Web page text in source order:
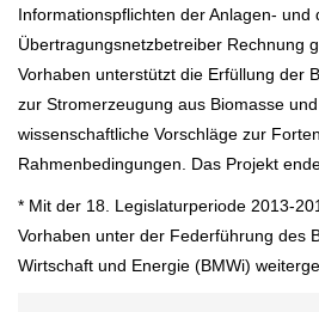
Informationspflichten der Anlagen- und
Übertragungsnetzbetreiber Rechnung
Vorhaben unterstützt die Erfüllung der
zur Stromerzeugung aus Biomasse
wissenschaftliche Vorschläge zur
Rahmenbedingungen. Das Projekt
* Mit der 18. Legislaturperiode 2013-
Vorhaben unter der Federführung des
Wirtschaft und Energie (BMWi)